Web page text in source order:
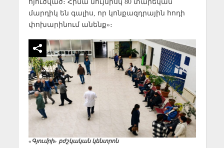
մարդիկ են գալիս, որ կոնքազդրային հոդի
փոխարինում անենք»։
«Գյումրի» բժշկական կենտրոն